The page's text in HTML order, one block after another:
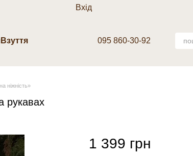
Вхід
Взуття 095 860-30-92
ніжність»
рукавах
1 399 грн